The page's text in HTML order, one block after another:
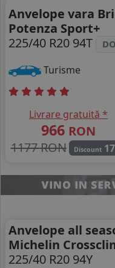
Anvelope vara
Potenza Sport+
225/40 R20 94T
Turisme
Livrare gratuită *
966 RON
1177 RON
Discount 17
Anvelope all
Michelin
225/40 R20 94Y